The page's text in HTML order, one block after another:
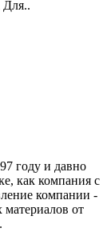
Для..
году и давно
как компания с
компании -
материалов от